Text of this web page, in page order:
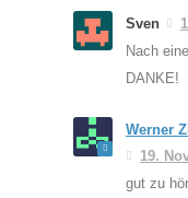
Sven
Nach
DANKE!
Werner
19.
gut zu